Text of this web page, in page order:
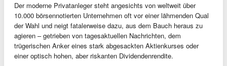
Der moderne Privatanleger steht angesichts von weltweit über
10.000 börsennotierten Unternehmen oft vor einer lähmenden Qual
der Wahl und neigt fatalerweise dazu, aus dem Bauch heraus zu
agieren – getrieben von tagesaktuellen Nachrichten, dem
trügerischen Anker eines stark abgesackten Aktienkurses oder
einer optisch hohen, aber riskanten Dividendenrendite.